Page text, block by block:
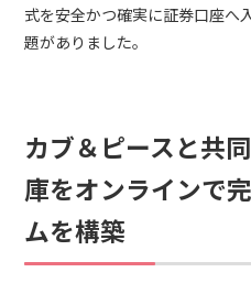
式を安全かつ確実に証券口座へ
題がありました。
カブ＆ピースと共
庫をオンラインで
ムを構築